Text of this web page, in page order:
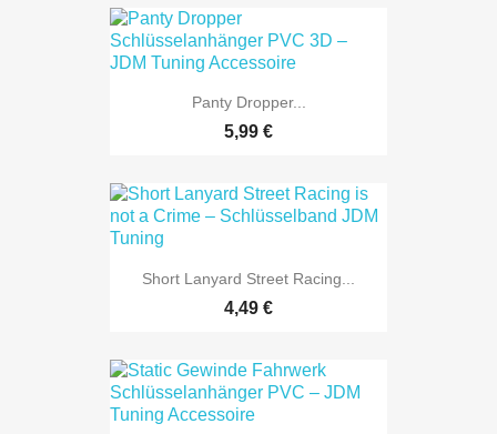
Panty Dropper...
5,99 €
Short Lanyard Street Racing...
4,49 €